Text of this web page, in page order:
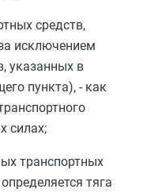
средств,
исключением
указанных в
пункта), - как
силах;
транспортных
тяга